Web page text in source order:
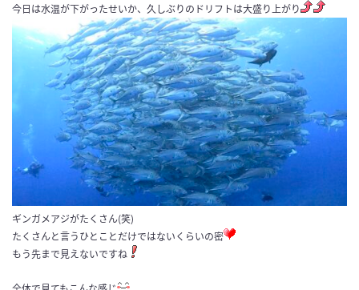
今日は水温が下がったせいか、久しぶりのドリフトは大盛り上がり
ギンガメアジがたくさん(笑)
たくさんと言うひとことだけではないくらいの密
もう先まで見えないですね